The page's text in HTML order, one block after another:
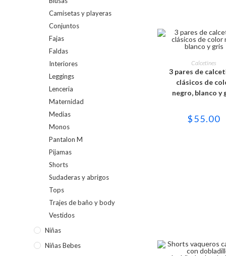
SELECCIONAR
Este
tiene
elegir
en
Calcetines
3 pares de
clásicos de
negro, blanco y
$55.00
Camisetas y playeras
Conjuntos
Fajas
Faldas
Interiores
Leggings
Lenceria
Maternidad
Medias
Monos
Pantalon M
Pijamas
Shorts
Sudaderas y abrigos
Tops
Trajes de baño y body
Vestidos
Niñas
Niñas Bebes